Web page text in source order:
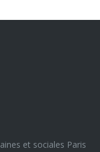
et sociales Paris